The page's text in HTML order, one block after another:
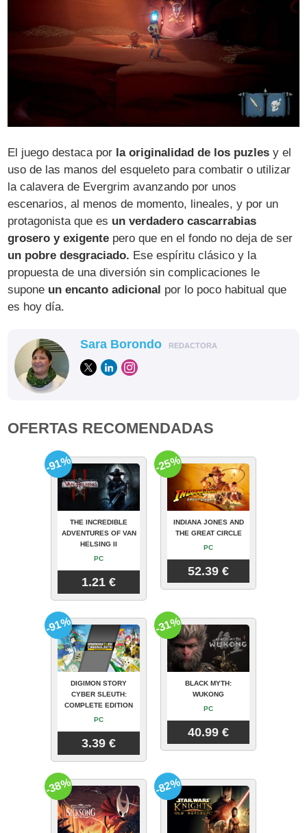
El juego destaca por la originalidad de los puzles y el
uso de las manos del esqueleto para combatir o utilizar
la calavera de Evergrim avanzando por unos
escenarios, al menos de momento, lineales, y por un
protagonista que es un verdadero cascarrabias
grosero y exigente pero que en el fondo no deja de ser
un pobre desgraciado. Ese espíritu clásico y la
propuesta de una diversión sin complicaciones le
supone un encanto adicional por lo poco habitual que
es hoy día.
Sara Borondo REDACTORA
OFERTAS RECOMENDADAS
THE INCREDIBLE
ADVENTURES OF VAN
HELSING II
PC
1.21 €
-91%
INDIANA JONES AND
THE GREAT CIRCLE
PC
52.39 €
-25%
DIGIMON STORY
CYBER SLEUTH:
COMPLETE EDITION
PC
3.39 €
-91%
BLACK MYTH:
WUKONG
PC
40.99 €
-31%
-38% -82%